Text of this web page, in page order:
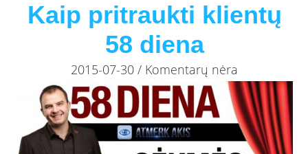
Kaip pritraukti klientų
58 diena
2015-07-30 / Komentarų nėra